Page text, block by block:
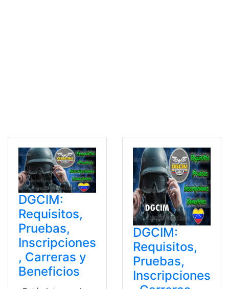
DGCIM:
Requisitos,
Pruebas,
Inscripciones
, Carreras y
Beneficios
DGCIM:
Requisitos,
Pruebas,
Inscripciones